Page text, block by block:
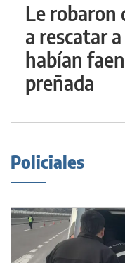
Le robaron
a rescatar
habían
preñada
Policiales